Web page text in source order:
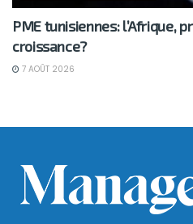
PME tunisiennes: l’Afrique,
croissance?
7 AOÛT 2026